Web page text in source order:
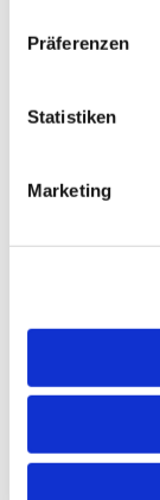
Präferenzen
Statistiken
Marketing